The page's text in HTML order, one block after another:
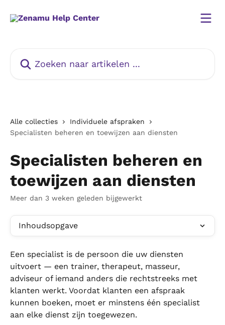
Alle collecties
Individuele afspraken
Specialisten beheren en toewijzen aan diensten
Specialisten beheren en
toewijzen aan diensten
Meer dan 3 weken geleden bijgewerkt
Inhoudsopgave
Een specialist is de persoon die uw diensten
uitvoert — een trainer, therapeut, masseur,
adviseur of iemand anders die rechtstreeks met
klanten werkt. Voordat klanten een afspraak
kunnen boeken, moet er minstens één specialist
aan elke dienst zijn toegewezen.